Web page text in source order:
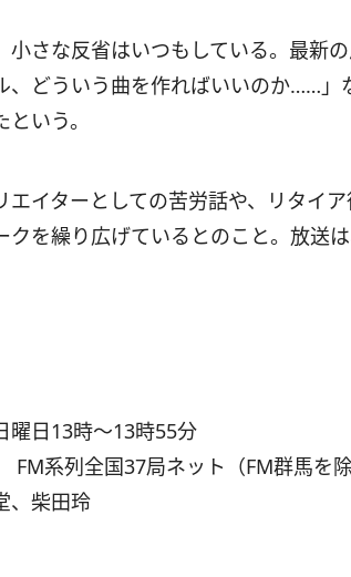
小さな反省はいつもしている。最新
、どういう曲を作ればいいのか……」
いう。
エイターとしての苦労話や、リタイ
クを繰り広げているとのこと。放送
曜日13時～13時55分
FM系列全国37局ネット（FM群馬を除
、柴田玲